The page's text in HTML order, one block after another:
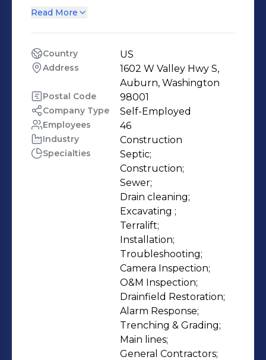
and Mason counties. We specialize in
www.aadvancedservices.com
Read More
Country US
Address
1602 W Valley Hwy S,
Auburn, Washington
Postal Code 98001
Company Type Self-Employed
Employees 46
Industry Construction
Specialties
Septic;
Construction;
Sewer;
Drain cleaning;
Excavating ;
Terralift;
Installation;
Troubleshooting;
Camera Inspection;
O&M Inspection;
Drainfield Restoration;
Alarm Response;
Trenching & Grading;
Main lines;
General Contractors;